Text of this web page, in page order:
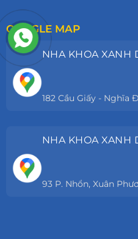
GOOGLE MAP
NHA KHOA XANH
182 Cầu Giấy - Nghĩa
NHA KHOA XANH
93 P. Nhổn, Xuân